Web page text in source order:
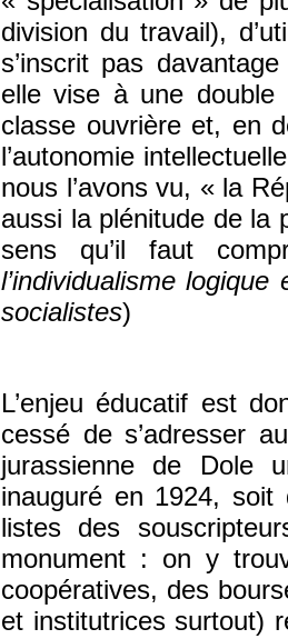
division du travail),
s’inscrit pas
elle vise à une double
classe ouvrière et, en
l’autonomie
nous l’avons vu, « la
aussi la plénitude de la
sens qu’il faut
l’individualisme
socialistes)
L’enjeu éducatif est
cessé de s’adresser
jurassienne de Dole
inauguré en 1924,
listes des
monument : on y
coopératives, des
et institutrices surtout)